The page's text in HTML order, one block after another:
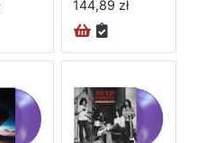
144,89 zł